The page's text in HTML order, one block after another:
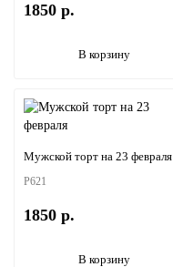
1850 р.
В корзину
Мужской торт на 23 февраля
P621
1850 р.
В корзину